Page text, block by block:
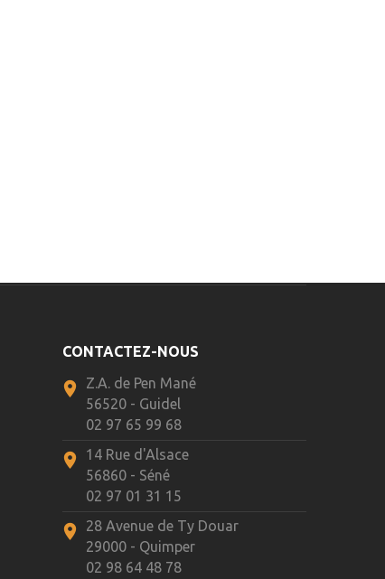
CONTACTEZ-NOUS
Z.A. de Pen Mané
56520 - Guidel
02 97 65 99 68
14 Rue d'Alsace
56860 - Séné
02 97 01 31 15
28 Avenue de Ty Douar
29000 - Quimper
02 98 64 48 78